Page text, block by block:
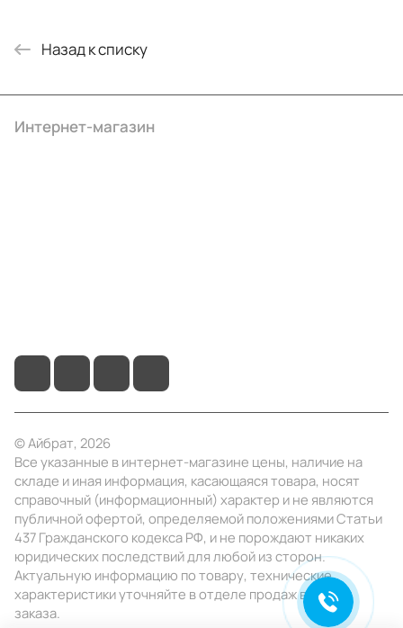
Назад к списку
Интернет-магазин
© Айбрат, 2026
Все указанные в интернет-магазине цены, наличие на
складе и иная информация, касающаяся товара, носят
справочный (информационный) характер и не являются
публичной офертой, определяемой положениями Статьи
437 Гражданского кодекса РФ, и не порождают никаких
юридических последствий для любой из сторон.
Актуальную информацию по товару, технические
характеристики уточняйте в отделе продаж в день
заказа.